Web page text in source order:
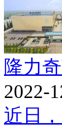
隆力
2022-
近日